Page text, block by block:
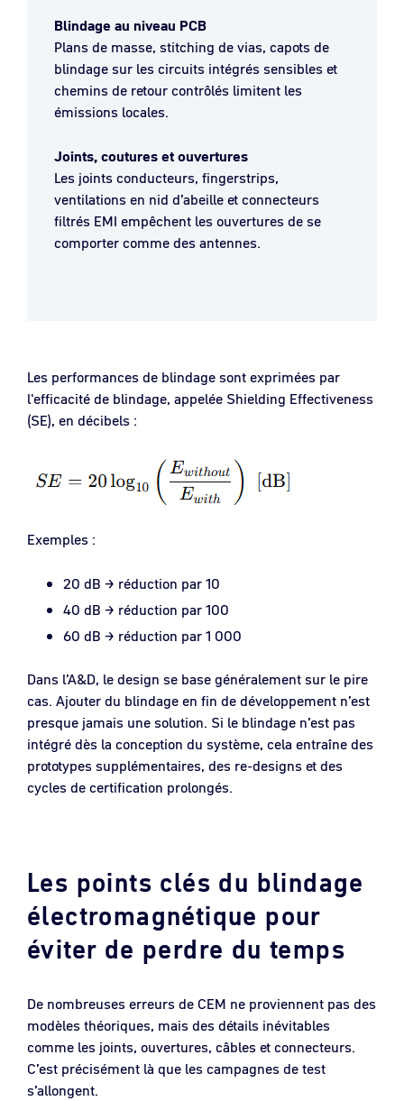
Blindage au niveau PCB
Plans de masse, stitching de vias, capots de
blindage sur les circuits intégrés sensibles et
chemins de retour contrôlés limitent les
émissions locales.
Joints, coutures et ouvertures
Les joints conducteurs, fingerstrips,
ventilations en nid d’abeille et connecteurs
filtrés EMI empêchent les ouvertures de se
comporter comme des antennes.
Les performances de blindage sont exprimées par
l'efficacité de blindage, appelée Shielding Effectiveness
(SE), en décibels :
Exemples :
20 dB → réduction par 10
40 dB → réduction par 100
60 dB → réduction par 1 000
Dans l’A&D, le design se base généralement sur le pire
cas. Ajouter du blindage en fin de développement n’est
presque jamais une solution. Si le blindage n’est pas
intégré dès la conception du système, cela entraîne des
prototypes supplémentaires, des re-designs et des
cycles de certification prolongés.
Les points clés du blindage
électromagnétique pour
éviter de perdre du temps
De nombreuses erreurs de CEM ne proviennent pas des
modèles théoriques, mais des détails inévitables
comme les joints, ouvertures, câbles et connecteurs.
C’est précisément là que les campagnes de test
s’allongent.